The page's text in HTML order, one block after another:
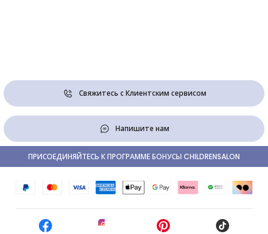
Свяжитесь с Клиентским сервисом
Напишите нам
ПРИСОЕДИНЯЙТЕСЬ К ПРОГРАММЕ БОНУСЫ CHILDRENSALON